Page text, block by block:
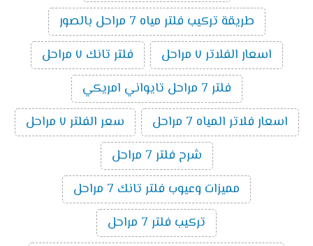
طريقة تركيب فلتر مياه 7 مراحل بالصور
اسعار الفلاتر ٧ مراحل
فلتر تانك ٧ مراحل
فلتر 7 مراحل تايواني امريكي
اسعار فلاتر المياه 7 مراحل
سعر الفلتر ٧ مراحل
شرح فلتر 7 مراحل
مميزات وعيوب فلتر تانك 7 مراحل
تركيب فلتر 7 مراحل